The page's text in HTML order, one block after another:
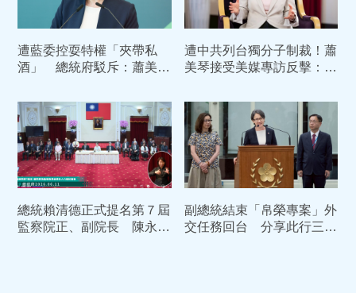
遭藍委控耍特權「夾帶私
酒」 總統府駁斥：蕭美琴
遭中共列台獨分子制裁！蕭
美琴接受美媒專訪反擊：絕
總統賴清德正式提名第７屆
監察院正、副院長 陳永
副總統結束「帛榮專案」外
交任務回台 分享此行三心